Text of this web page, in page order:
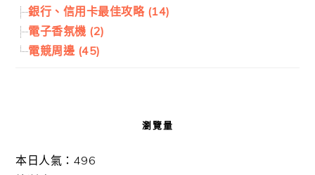
銀行、信用卡最佳攻略 (14)
電子香氛機 (2)
電競周邊 (45)
瀏覽量
本日人氣：496